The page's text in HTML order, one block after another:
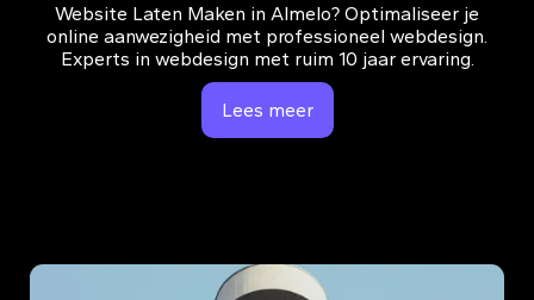
Website Laten Maken in Almelo? Optimaliseer je
online aanwezigheid met professioneel webdesign.
Experts in webdesign met ruim 10 jaar ervaring.
Lees meer